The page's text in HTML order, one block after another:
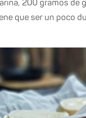
200 gramos de
que ser un poco